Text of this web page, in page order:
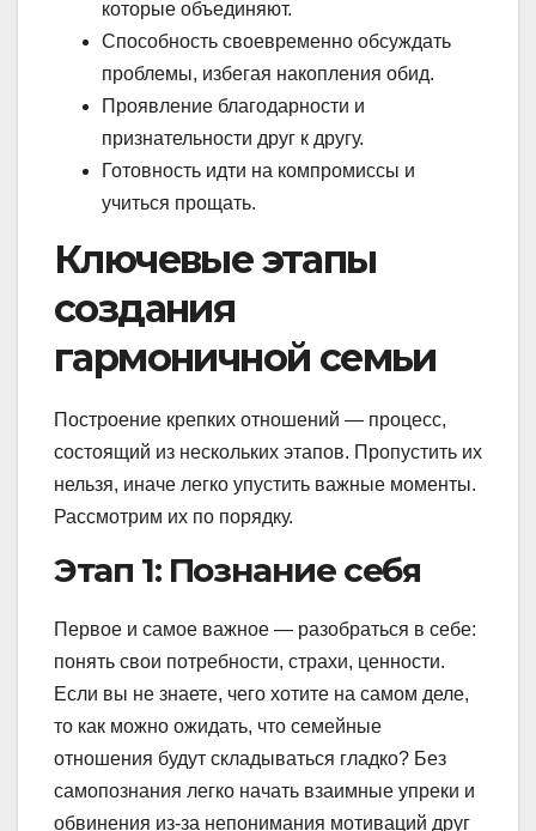
которые объединяют.
Способность своевременно обсуждать
проблемы, избегая накопления обид.
Проявление благодарности и
признательности друг к другу.
Готовность идти на компромиссы и
учиться прощать.
Ключевые этапы
создания
гармоничной семьи
Построение крепких отношений — процесс,
состоящий из нескольких этапов. Пропустить их
нельзя, иначе легко упустить важные моменты.
Рассмотрим их по порядку.
Этап 1: Познание себя
Первое и самое важное — разобраться в себе:
понять свои потребности, страхи, ценности.
Если вы не знаете, чего хотите на самом деле,
то как можно ожидать, что семейные
отношения будут складываться гладко? Без
самопознания легко начать взаимные упреки и
обвинения из-за непонимания мотиваций друг